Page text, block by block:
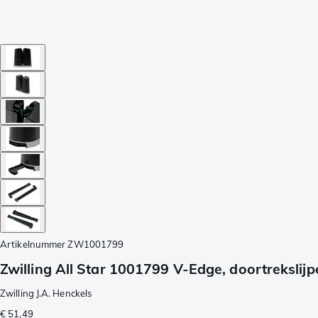
Artikelnummer ZW1001799
Zwilling All Star 1001799 V-Edge,
Zwilling J.A. Henckels
€ 51,49